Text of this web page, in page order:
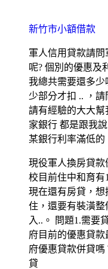
新竹市小額借款
軍人信用貸款請
呢? 個別的優惠及
我總共需要還多少
少部分才扣 .. ，
請有經驗的大大
家銀行 都是跟我
某銀行利率滿低的
現役軍人換房貸款
校目前住中和育有
現在還有房貸，想
住，還要有裝潢
入..。 問題1.需要
府目前的優惠貸
府優惠貸款併貸
貸